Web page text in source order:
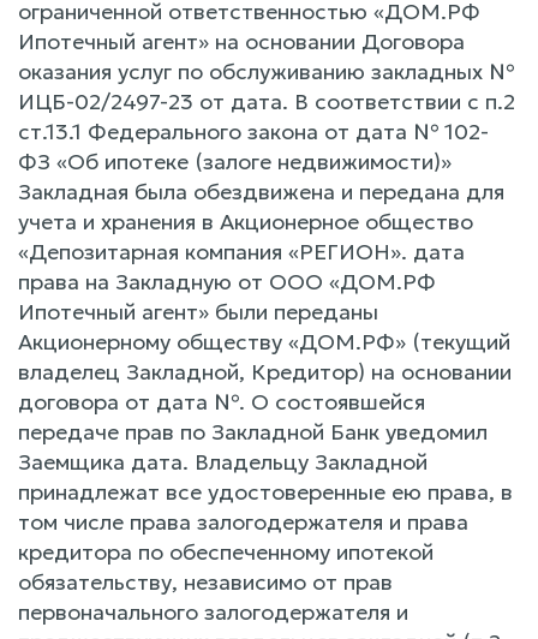
ограниченной ответственностью «ДОМ.РФ
Ипотечный агент» на основании Договора
оказания услуг по обслуживанию закладных №
ИЦБ-02/2497-23 от дата. В соответствии с п.2
ст.13.1 Федерального закона от дата № 102-
ФЗ «Об ипотеке (залоге недвижимости)»
Закладная была обездвижена и передана для
учета и хранения в Акционерное общество
«Депозитарная компания «РЕГИОН». дата
права на Закладную от ООО «ДОМ.РФ
Ипотечный агент» были переданы
Акционерному обществу «ДОМ.РФ» (текущий
владелец Закладной, Кредитор) на основании
договора от дата №. О состоявшейся
передаче прав по Закладной Банк уведомил
Заемщика дата. Владельцу Закладной
принадлежат все удостоверенные ею права, в
том числе права залогодержателя и права
кредитора по обеспеченному ипотекой
обязательству, независимо от прав
первоначального залогодержателя и